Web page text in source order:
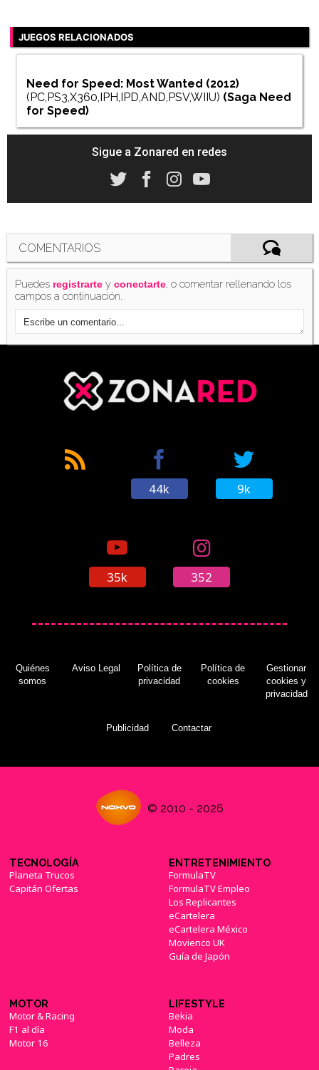
JUEGOS RELACIONADOS
Need for Speed: Most Wanted (2012)
(PC,PS3,X360,IPH,IPD,AND,PSV,WIIU) (Saga Need
for Speed)
Sigue a Zonared en redes
COMENTARIOS
Puedes registrarte yconectarte, o comentar rellenando los
campos a continuación.
44k 9k
35k 352
Quiénes
somos
Aviso Legal
Política de
privacidad
Política de
cookies
Gestionar
cookies y
privacidad
Publicidad Contactar
© 2010 - 2026
TECNOLOGÍA
Planeta Trucos
Capitán Ofertas
ENTRETENIMIENTO
FormulaTV
FormulaTV Empleo
Los Replicantes
eCartelera
eCartelera México
Movienco UK
Guía de Japón
MOTOR
Motor & Racing
F1 al día
Motor 16
LIFESTYLE
Bekia
Moda
Belleza
Padres